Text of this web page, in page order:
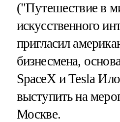
("Путешествие в
искусственного
пригласил
бизнесмена,
SpaceX и Tesla
выступить на
Москве.